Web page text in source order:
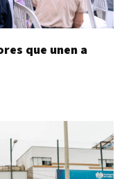
que unen a